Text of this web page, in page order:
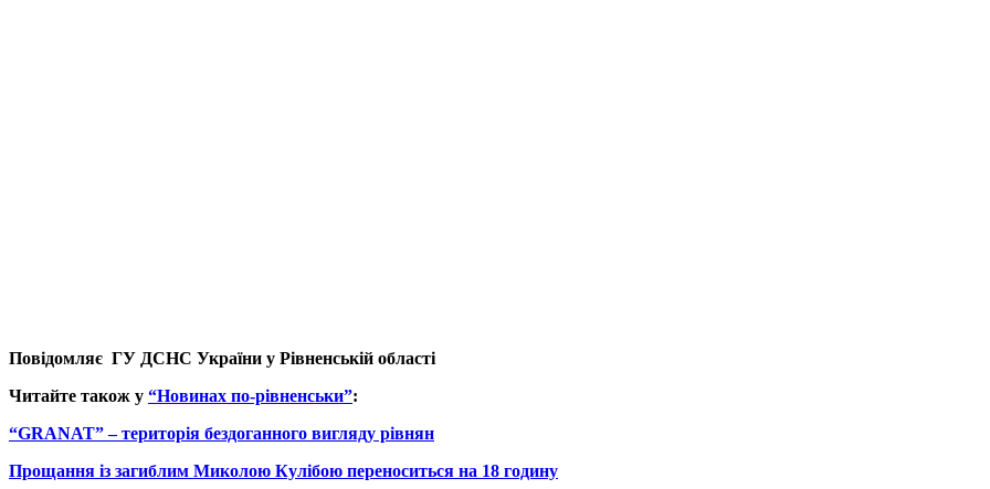
Повідомляє ГУ ДСНС України у Рівненській області
Читайте також у “Новинах по-рівненськи”:
“GRANAT” – територія бездоганного вигляду рівнян
Прощання із загиблим Миколою Кулібою переноситься на 18 годину